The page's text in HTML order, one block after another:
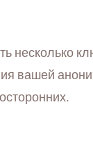
несколько
вашей